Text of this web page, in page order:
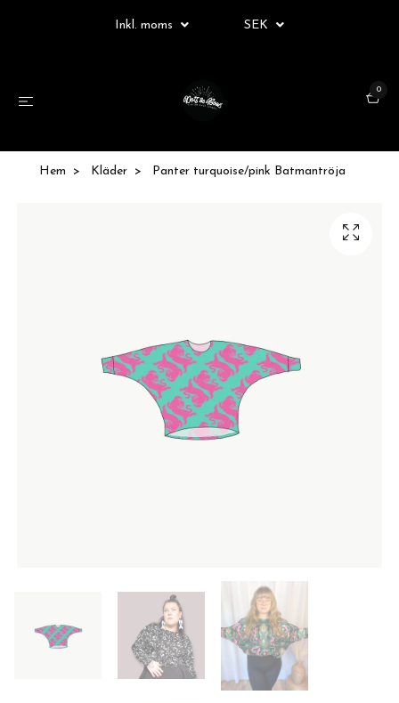
Inkl. moms SEK
0
Hem Kläder Panter turquoise/pink Batmantröja